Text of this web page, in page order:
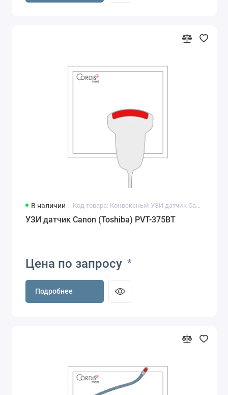
В наличии Код товара: Конвексный УЗИ датчик Canon PVT-375BT
УЗИ датчик Canon (Toshiba) PVT-375BT
Цена по запросу *
Подробнее